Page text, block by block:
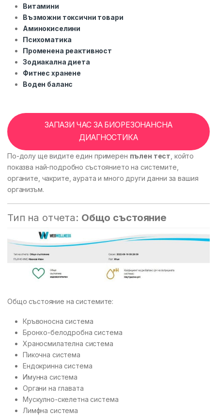
Витамини
Възможни токсични товари
Аминокиселини
Психоматика
Променена реактивност
Зодиакална диета
Фитнес хранене
Воден баланс
ЗАПАЗИ ЧАС ЗА БИОРЕЗОНАНСНА
ДИАГНОСТИКА
По-долу ще видите един примерен пълен тест , който
показва най-подробно състоянието на системите,
органите, чакрите, аурата и много други данни за вашия
организъм.
Тип на отчета: Общо състояние
Общо състояние на системите:
Кръвоносна система
Бронхо-белодробна система
Храносмилателна система
Пикочна система
Ендокринна система
Имунна система
Органи на главата
Мускулно-скелетна система
Лимфна система